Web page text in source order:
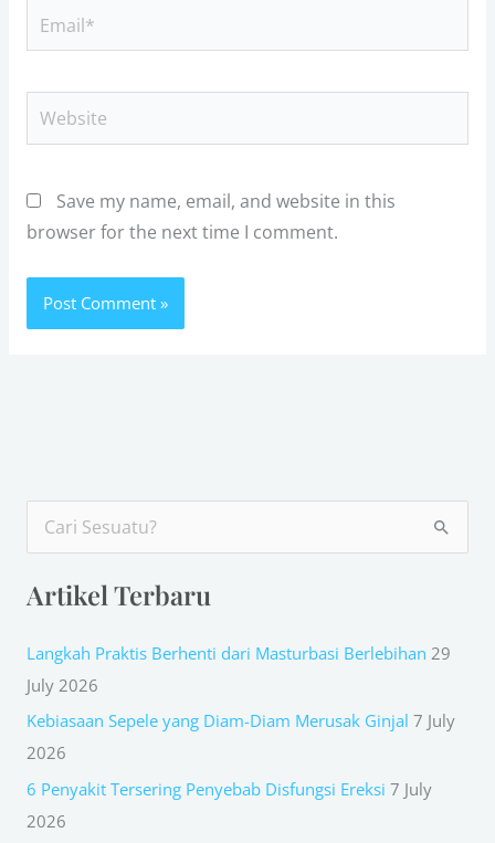
Email*
Website
Save my name, email, and website in this
browser for the next time I comment.
a
c
h
f
o
r
:
Artikel Terbaru
Langkah Praktis Berhenti dari Masturbasi Berlebihan 29
July 2026
Kebiasaan Sepele yang Diam-Diam Merusak Ginjal 7 July
2026
6 Penyakit Tersering Penyebab Disfungsi Ereksi 7 July
2026